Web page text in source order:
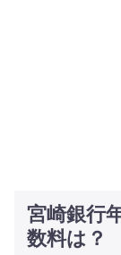
宮崎銀行
数料は？